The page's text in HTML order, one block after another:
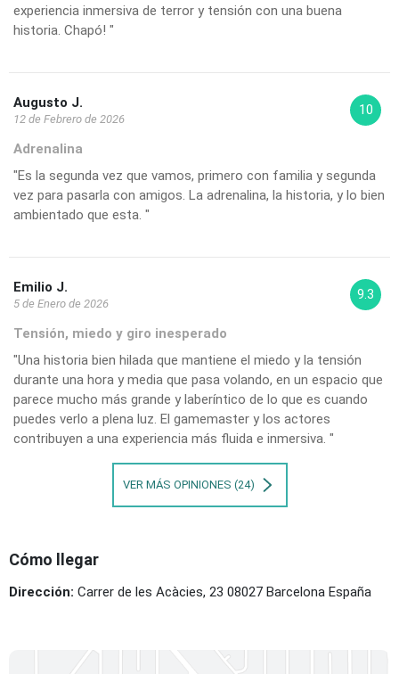
experiencia inmersiva de terror y tensión con una buena
historia. Chapó! "
Augusto J.
12 de Febrero de 2026
10
Adrenalina
"Es la segunda vez que vamos, primero con familia y segunda
vez para pasarla con amigos. La adrenalina, la historia, y lo bien
ambientado que esta. "
Emilio J.
5 de Enero de 2026
9.3
Tensión, miedo y giro inesperado
"Una historia bien hilada que mantiene el miedo y la tensión
durante una hora y media que pasa volando, en un espacio que
parece mucho más grande y laberíntico de lo que es cuando
puedes verlo a plena luz. El gamemaster y los actores
contribuyen a una experiencia más fluida e inmersiva. "
VER MÁS OPINIONES (24)
Cómo llegar
Dirección: Carrer de les Acàcies, 23 08027 Barcelona España